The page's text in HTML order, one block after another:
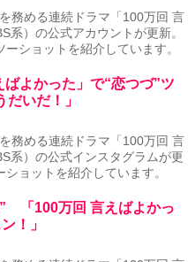
務める連続ドラマ「100万回 言
系）の公式アカウントが更新。
ショットを紹介しています。
よかった」で“恋つづ”ツ
いだ！」
務める連続ドラマ「100万回 言
系）の公式インスタグラムが更
ョットを紹介しています。
「100万回 言えばよかっ
！」